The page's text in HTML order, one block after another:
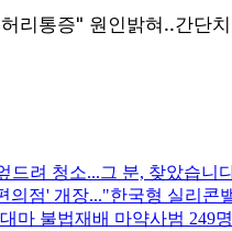
드려 청소...그 분, 찾았습니
의점' 개장..."한국형 실리콘
마 불법재배 마약사범 249